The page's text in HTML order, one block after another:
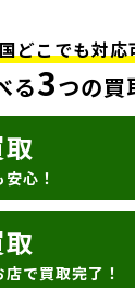
どこでも対応
る3つの買
心！
で買取完了！